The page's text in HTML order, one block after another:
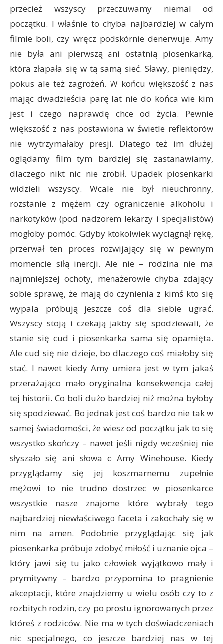
przecież wszyscy przeczuwamy niemal od
początku. I właśnie to chyba najbardziej w całym
filmie boli, czy wręcz podskórnie denerwuje. Amy
nie była ani pierwszą ani ostatnią piosenkarką,
która złapała się w tą samą sieć. Sławy, pieniędzy,
pokus ale też zagrożeń. W końcu większość z nas
mając dwadzieścia parę lat nie do końca wie kim
jest i czego naprawdę chce od życia. Pewnie
większość z nas postawiona w świetle reflektorów
nie wytrzymałaby presji. Dlatego też im dłużej
oglądamy film tym bardziej się zastanawiamy,
dlaczego nikt nic nie zrobił. Upadek piosenkarki
widzieli wszyscy. Wcale nie był nieuchronny,
rozstanie z mężem czy ograniczenie alkoholu i
narkotyków (pod nadzorem lekarzy i specjalistów)
mogłoby pomóc. Gdyby ktokolwiek wyciągnął rękę,
przerwał ten proces rozwijający się w pewnym
momencie siłą inercji. Ale nie – rodzina nie ma
najmniejszej ochoty, menażerowie chyba zdający
sobie sprawę, że mają do czynienia z kimś kto się
wypala próbują jeszcze coś dla siebie ugrać.
Wszyscy stoją i czekają jakby się spodziewali, że
stanie się cud i piosenkarka sama się opamięta.
Ale cud się nie dzieje, bo dlaczego coś miałoby się
stać. I nawet kiedy Amy umiera jest w tym jakaś
przerażająco mało oryginalna konsekwencja całej
tej historii. Co boli dużo bardziej niż można byłoby
się spodziewać. Bo jednak jest coś bardzo nie tak w
samej świadomości, że wiesz od początku jak to się
wszystko skończy – nawet jeśli nigdy wcześniej nie
słyszało się ani słowa o Amy Winehouse. Kiedy
przyglądamy się jej koszmarnemu zupełnie
mężowi to nie trudno dostrzec w piosenkarce
wszystkie nasze znajome które wybrały tego
najbardziej niewłaściwego faceta i zakochały się w
nim na amen. Podobnie przyglądając się jak
piosenkarka próbuje zdobyć miłość i uznanie ojca –
który jawi się tu jako człowiek wyjątkowo mały i
prymitywny – bardzo przypomina to pragnienie
akceptacji, które znajdziemy u wielu osób czy to z
rozbitych rodzin, czy po prostu ignorowanych przez
któreś z rodziców. Nie ma w tych doświadczeniach
nic specjalnego, co jeszcze bardziej nas w tej